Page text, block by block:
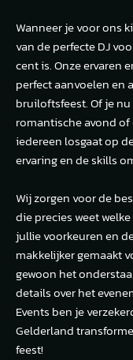
Wanneer je voor ons
van de perfecte DJ
cent is. Onze ervaren
perfect aanvoelen en
bruiloftsfeest. Of je
romantische avond
iedereen losgaat op
ervaring en de skills
Wij zorgen voor de
die precies weet
jullie voorkeuren en
makkelijker gemaakt
gewoon het
details over het
Events ben je
Gelderland
feest!